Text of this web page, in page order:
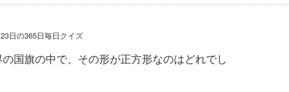
日の365日毎日クイズ
国旗の中で、その形が正方形なのはどれでし